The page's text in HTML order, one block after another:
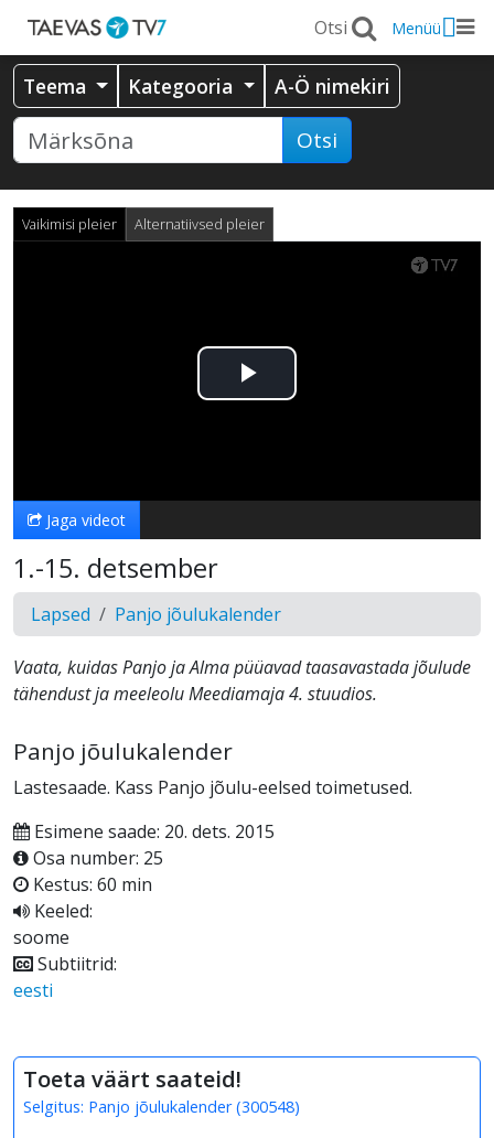
Menüü
Teema Kategooria A-Ö nimekiri
Otsi
Vaikimisi pleier Alternatiivsed pleier
Esita
Jaga videot
1.-15. detsember
Lapsed Panjo jõulukalender
Vaata, kuidas Panjo ja Alma püüavad taasavastada jõulude
tähendust ja meeleolu Meediamaja 4. stuudios.
Panjo jõulukalender
Lastesaade. Kass Panjo jõulu-eelsed toimetused.
Esimene saade: 20. dets. 2015
Osa number: 25
Kestus: 60 min
Keeled:
soome
Subtiitrid:
eesti
Toeta väärt saateid!
Selgitus: Panjo jõulukalender(300548)